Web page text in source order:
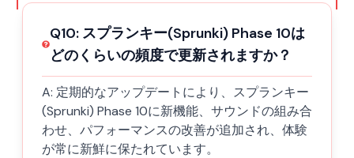
Q10: スプランキー(Sprunki) Phase 10は
どのくらいの頻度で更新されますか？
A: 定期的なアップデートにより、スプランキー
(Sprunki) Phase 10に新機能、サウンドの組み合
わせ、パフォーマンスの改善が追加され、体験
が常に新鮮に保たれています。